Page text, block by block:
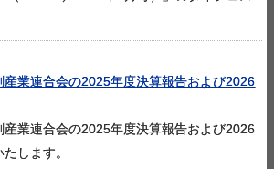
産業連合会の2025年度決算報告および2026
産業連合会の2025年度決算報告および2026
します。